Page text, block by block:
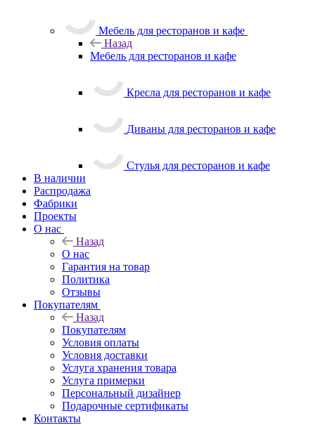
Мебель для ресторанов и кафе
Назад
Мебель для ресторанов и кафе
Кресла для ресторанов и кафе
Диваны для ресторанов и кафе
Стулья для ресторанов и кафе
В наличии
Распродажа
Фабрики
Проекты
О нас
Назад
О нас
Гарантия на товар
Политика
Отзывы
Покупателям
Назад
Покупателям
Условия оплаты
Условия доставки
Услуга хранения товара
Услуга примерки
Персональный дизайнер
Подарочные сертификаты
Контакты